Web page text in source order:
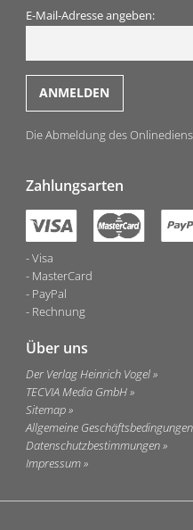
E-Mail-Adresse angeben:
Die Abmeldung des
Zahlungsarten
Visa
MasterCard
PayPal
Rechnung
Über uns
Der Verlag Heinrich Vogel
TECVIA Media GmbH
Sitemap
Allgemeine Geschäftsbedingungen
Datenschutzbestimmungen
Impressum